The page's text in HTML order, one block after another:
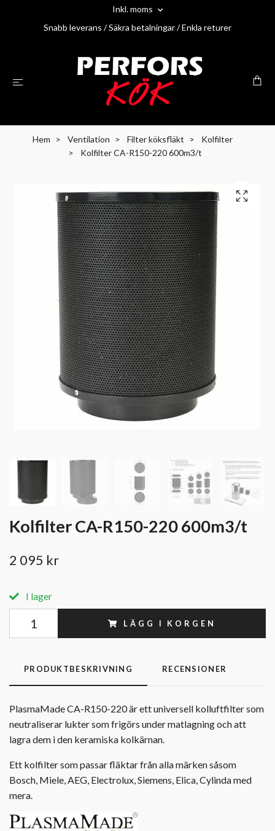
Inkl. moms
Snabb leverans / Säkra betalningar / Enkla returer
Hem Ventilation Filter köksfläkt
Kolfilter
Kolfilter CA-R150-220 600m3/t
Kolfilter CA-R150-220 600m3/t
2 095 kr
I lager
LÄGG I KORGEN
PRODUKTBESKRIVNING RECENSIONER
PlasmaMade CA-R150-220 är ett universell kolluftfilter som
neutraliserar lukter som frigörs under matlagning och att
lagra dem i den keramiska kolkärnan.
Ett kolfilter som passar fläktar från alla märken såsom
Bosch, Miele, AEG, Electrolux, Siemens, Elica, Cylinda med
mera.